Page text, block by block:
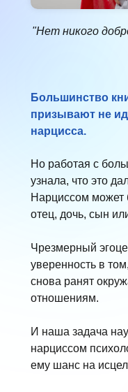
Большинство
призывают не
нарцисса.
Но работая с
узнала, что это
Нарциссом может
отец, дочь, сын
Чрезмерный
уверенность в
снова ранят
отношениям.
И наша задача
нарциссом
ему шанс на
"Нет никого